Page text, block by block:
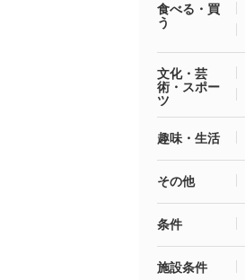
食べる・買
う
文化・芸
術・スポー
ツ
趣味・生活
その他
条件
施設条件